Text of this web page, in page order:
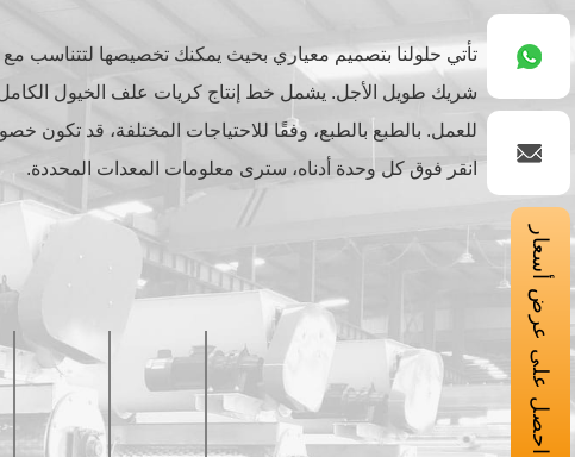
شريك طويل الأجل. يشمل خط إنتاج كريات علف الخيول الكامل
للعمل. بالطبع بالطبع، وفقًا للاحتياجات المختلفة، قد تكون
انقر فوق كل وحدة أدناه، سترى معلومات المعدات المحددة.
احصل على عرض أسعار